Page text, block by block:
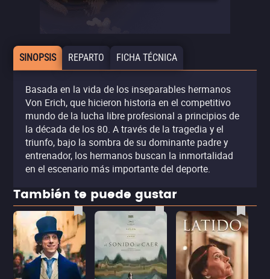
SINOPSIS REPARTO FICHA TÉCNICA
Basada en la vida de los inseparables hermanos
Von Erich, que hicieron historia en el competitivo
mundo de la lucha libre profesional a principios de
la década de los 80. A través de la tragedia y el
triunfo, bajo la sombra de su dominante padre y
entrenador, los hermanos buscan la inmortalidad
en el escenario más importante del deporte.
También te puede gustar